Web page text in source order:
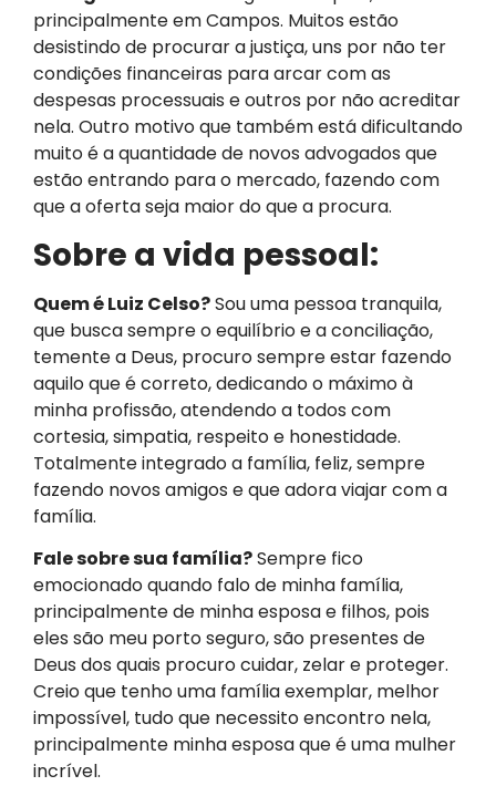
principalmente em Campos. Muitos estão
desistindo de procurar a justiça, uns por não ter
condições financeiras para arcar com as
despesas processuais e outros por não acreditar
nela. Outro motivo que também está dificultando
muito é a quantidade de novos advogados que
estão entrando para o mercado, fazendo com
que a oferta seja maior do que a procura.
Sobre a vida pessoal:
Quem é Luiz Celso?Sou uma pessoa tranquila,
que busca sempre o equilíbrio e a conciliação,
temente a Deus, procuro sempre estar fazendo
aquilo que é correto, dedicando o máximo à
minha profissão, atendendo a todos com
cortesia, simpatia, respeito e honestidade.
Totalmente integrado a família, feliz, sempre
fazendo novos amigos e que adora viajar com a
família.
Fale sobre sua família?Sempre fico
emocionado quando falo de minha família,
principalmente de minha esposa e filhos, pois
eles são meu porto seguro, são presentes de
Deus dos quais procuro cuidar, zelar e proteger.
Creio que tenho uma família exemplar, melhor
impossível, tudo que necessito encontro nela,
principalmente minha esposa que é uma mulher
incrível.